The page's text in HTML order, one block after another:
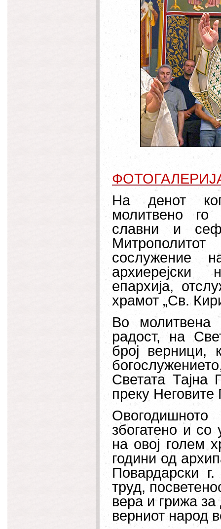
На денот
молитвено го
славни и
сослужение
архиерејски
епархија,
храмот „Св.
Во молитвена
радост, на
број верници,
Светата Тајна
преку
збогатено и со
на овој голем
години од
Повардарски
труд,
вера и грижа
верниот народ